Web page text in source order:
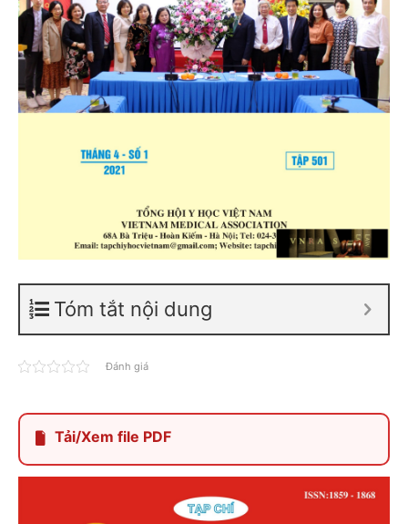
Tóm tắt nội dung
Đánh giá
Tải/Xem file PDF